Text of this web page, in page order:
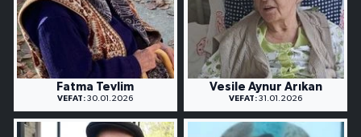
Fatma Tevlim
VEFAT: 30.01.2026
Vesile Aynur Arıkan
VEFAT: 31.01.2026